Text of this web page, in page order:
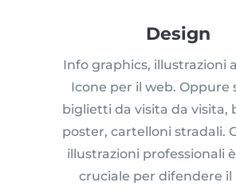
Design
Info graphics, illustrazioni
Icone per il web. Oppure
biglietti da visita da visita,
poster, cartelloni stradali.
illustrazioni professionali
cruciale per difendere il